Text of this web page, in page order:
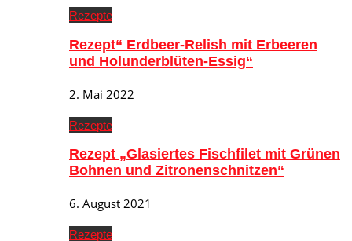
Rezepte
Rezept“ Erdbeer-Relish mit Erbeeren
und Holunderblüten-Essig“
2. Mai 2022
Rezepte
Rezept „Glasiertes Fischfilet mit Grünen
Bohnen und Zitronenschnitzen“
6. August 2021
Rezepte